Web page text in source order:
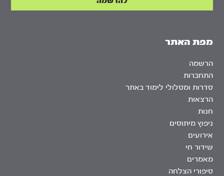
מפת האתר
הרשמה
התחברות
סדרות ומסלולי לימוד באתר
הרצאות
חנות
ניפוץ מיתוסים
אירועים
שידור חי
מאמרים
סיפורי הצלחה